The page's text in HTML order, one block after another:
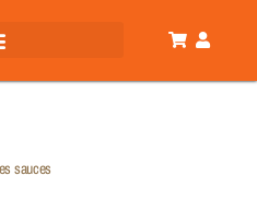
sauces